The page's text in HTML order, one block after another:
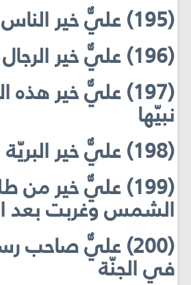
(195) عليٌّ خير الناس
(196) عليٌّ خير الرجال
(197) عليٌّ خير هذه
نبيّها
(198) عليٌّ خير البريّة
(199) عليٌّ خير من
الشمس وغربت بعد
(200) عليٌّ صاحب
في الجنّة